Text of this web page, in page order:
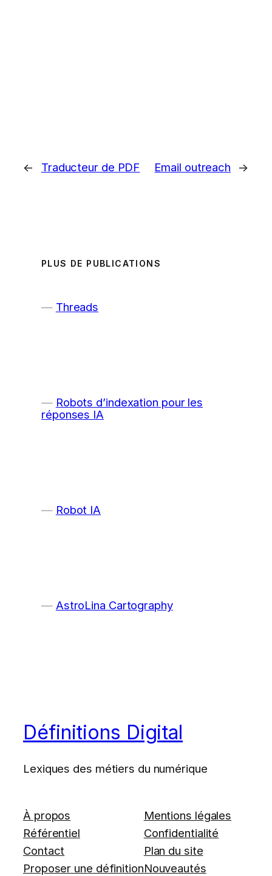
← Traducteur de PDF Email outreach →
PLUS DE PUBLICATIONS
Threads
Robots d’indexation pour les
réponses IA
Robot IA
AstroLina Cartography
Définitions Digital
Lexiques des métiers du numérique
À propos
Référentiel
Contact
Proposer une définition
Mentions légales
Confidentialité
Plan du site
Nouveautés